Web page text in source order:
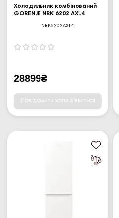
Холодильник комбінований
GORENJE NRK 6202 AXL4
NRK6202AXL4
28899₴
Повідомити коли з'явиться